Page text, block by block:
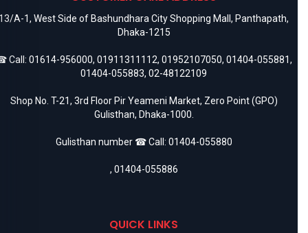
A-1, West Side of Bashundhara City Shopping Mall, Panthapath,
Dhaka-1215
Call: 01614-956000, 01911311112, 01952107050, 01404-055881,
01404-055883, 02-48122109
Shop No. T-21, 3rd Floor Pir Yeameni Market, Zero Point (GPO)
Gulisthan, Dhaka-1000.
Gulisthan number ☎ Call: 01404-055880
, 01404-055886
QUICK LINKS